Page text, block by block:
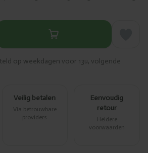
op weekdagen voor 13u, volgende
Veilig betalen
Via betrouwbare
providers
Eenvoudig
retour
Heldere
voorwaarden